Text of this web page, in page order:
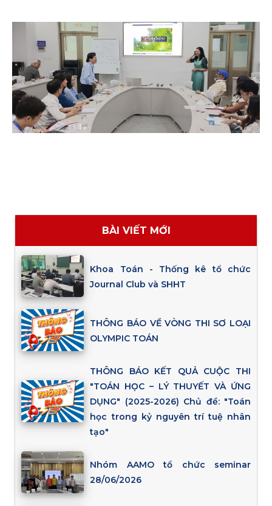
BÀI VIẾT MỚI
Khoa Toán - Thống kê tổ chức
Journal Club và SHHT
THÔNG BÁO VỀ VÒNG THI SƠ LOẠI
OLYMPIC TOÁN
THÔNG BÁO KẾT QUẢ CUỘC THI
"TOÁN HỌC – LÝ THUYẾT VÀ ỨNG
DỤNG" (2025-2026) Chủ đề: "Toán
học trong kỷ nguyên trí tuệ nhân
tạo"
Nhóm AAMO tổ chức seminar
28/06/2026